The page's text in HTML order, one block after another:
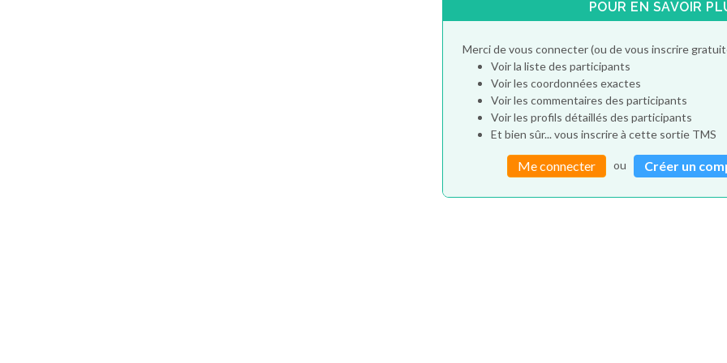
POUR EN SAVOIR
Merci de vous connecter (ou de vous inscrire
Voir la liste des participants
Voir les coordonnées exactes
Voir les commentaires des participants
Voir les profils détaillés des participants
Et bien sûr... vous inscrire à cette sortie TMS
Me connecter ou Créer un